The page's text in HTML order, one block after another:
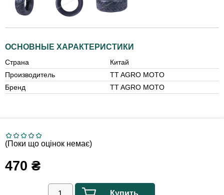
ОСНОВНЫЕ ХАРАКТЕРИСТИКИ
Страна
Китай
Производитель
TT AGRO MOTO
Бренд
TT AGRO MOTO
(Поки що оцінок немає)
470 ₴
Купить